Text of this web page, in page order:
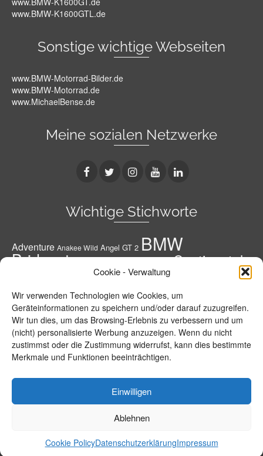
Cookie - Verwaltung
Wir verwenden Technologien wie Cookies, um
Geräteinformationen zu speichern und/oder darauf zuzugreifen.
Wir tun dies, um das Browsing-Erlebnis zu verbessern und um
(nicht) personalisierte Werbung anzuzeigen. Wenn du nicht
zustimmst oder die Zustimmung widerrufst, kann dies bestimmte
Merkmale und Funktionen beeinträchtigen.
Einwilligen
Ablehnen
Cookie PolicyDatenschutzerklärungImpressum
www.BMW-K1600GTL.de
Sonstige wichtige Webseiten
www.BMW-Motorrad-Bilder.de
www.BMW-Motorrad.de
www.MichaelBense.de
Meine sozialen Netzwerke
Wichtige Stichworte
Adventure Anakee Wild Angel GT 2 BMW
Bridgestone Continental
Conti Road Attack 3 Conti RoadAttack 4
DunlopGeländereifen Grobstoller Honda
HypersportreifenM 7 RRM9 RRMetzeler
Michelin Michelin Road 5 MotorradMPR 4 GT
PirelliPower 5 Power Cup 2 Power RS R 1250 GS R 1250
GS Adventure Reifen Road 5 Trail Roadsmart 3
Roadtec 01 S 1000 R
Scorpion Trail 2 Sportreifen Sportsmart TT sportsmart²-max T30
TourenreifenTourensportreifen
Datenschutzerklärung Impressum